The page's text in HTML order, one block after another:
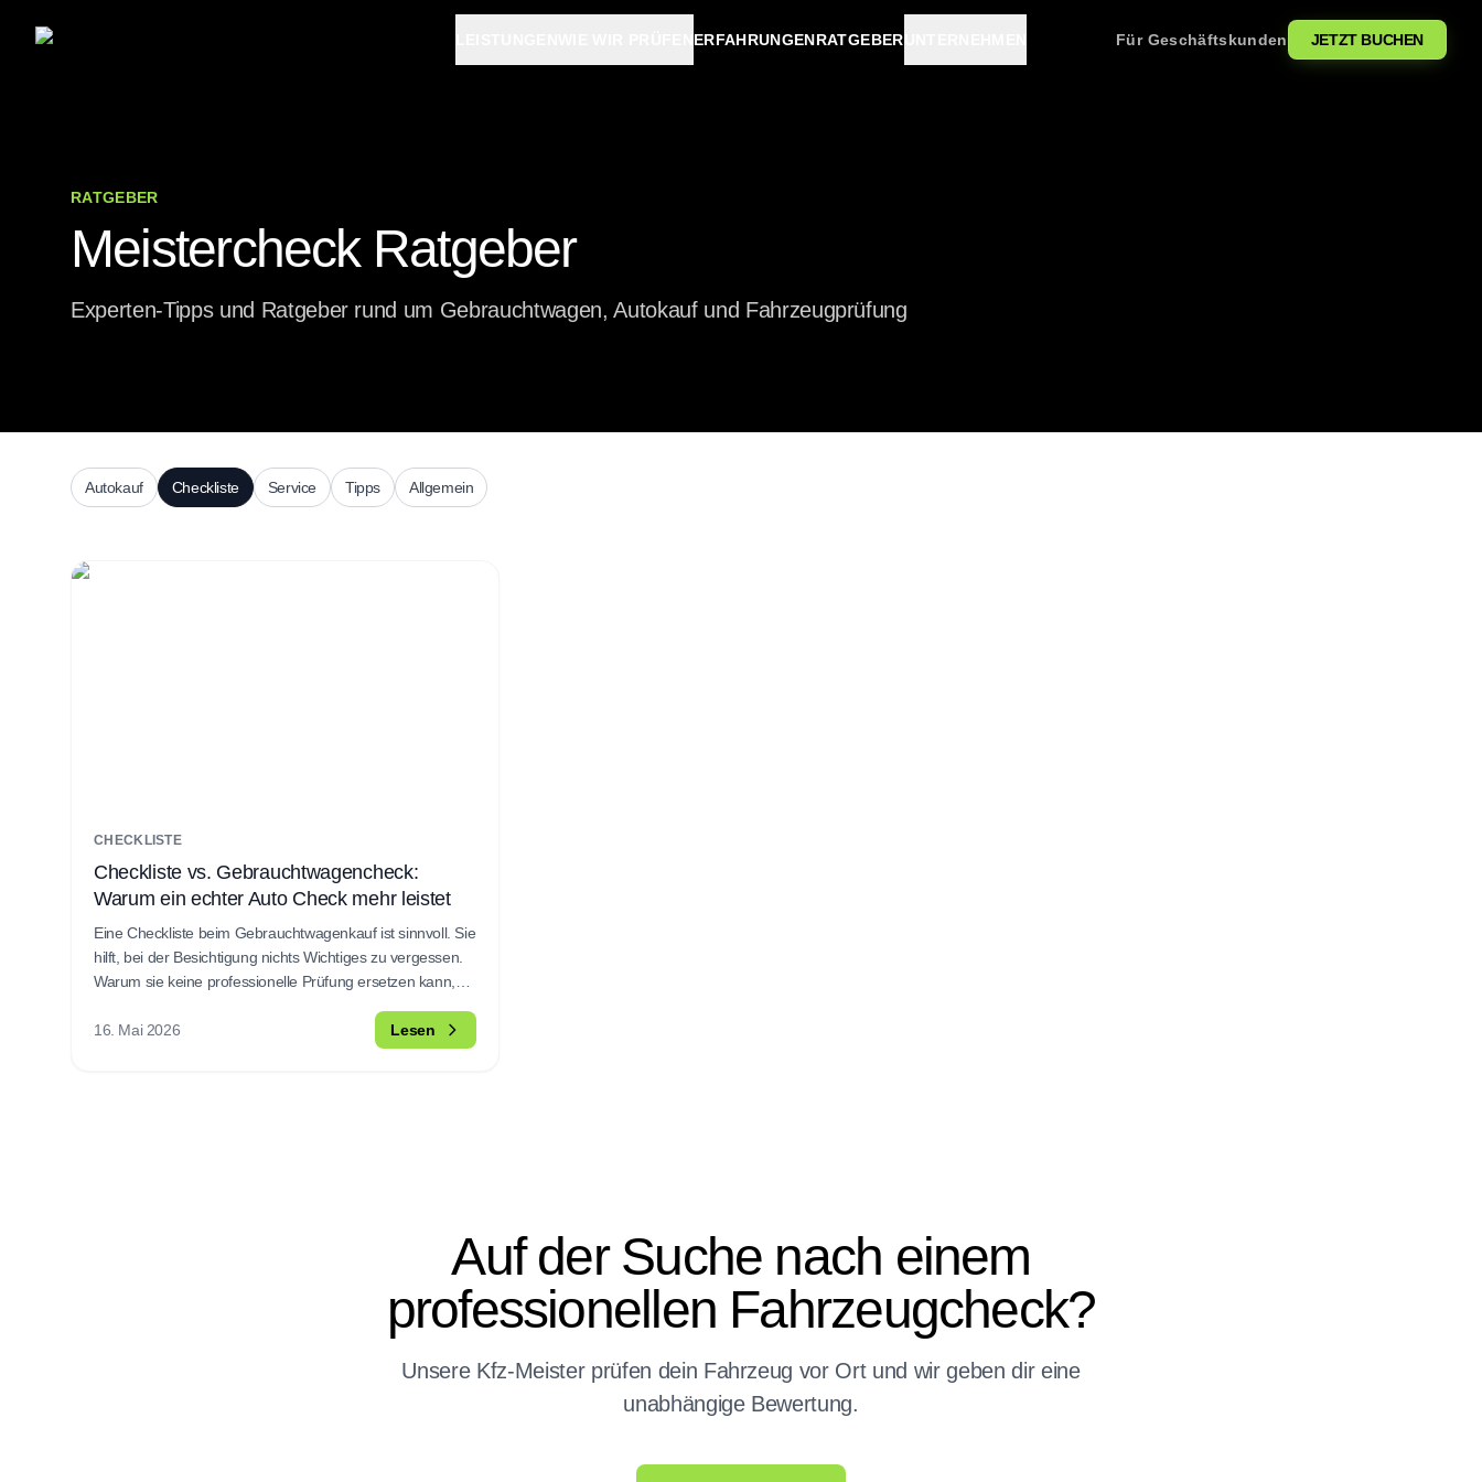
ERFAHRUNGENRATGEBER Für Geschäftskunden JETZT BUCHEN
RATGEBER
Meistercheck Ratgeber
Experten-Tipps und Ratgeber rund um Gebrauchtwagen, Autokauf und Fahrzeugprüfung
Autokauf Checkliste Service Tipps Allgemein
Alle Artikel
CHECKLISTE
Checkliste vs. Gebrauchtwagencheck:
Warum ein echter Auto Check mehr leistet
Eine Checkliste beim Gebrauchtwagenkauf ist sinnvoll. Sie
hilft, bei der Besichtigung nichts Wichtiges zu vergessen.
Warum sie keine professionelle Prüfung ersetzen kann,
16. Mai 2026
Lesen
Auf der Suche nach einem
professionellen Fahrzeugcheck?
Unsere Kfz-Meister prüfen dein Fahrzeug vor Ort und wir geben dir eine
unabhängige Bewertung.